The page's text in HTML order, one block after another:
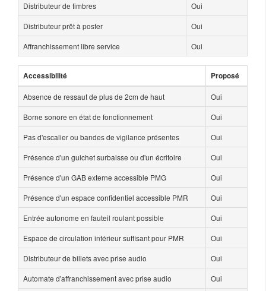
Distributeur de timbres
Oui
Distributeur prêt à poster
Oui
Affranchissement libre service
Oui
Accessibilité Proposé
Absence de ressaut de plus de 2cm de haut
Oui
Borne sonore en état de fonctionnement
Oui
Pas d'escalier ou bandes de vigilance présentes
Oui
Présence d'un guichet surbaisse ou d'un écritoire
Oui
Présence d'un GAB externe accessible PMG
Oui
Présence d'un espace confidentiel accessible PMR
Oui
Entrée autonome en fauteil roulant possible
Oui
Espace de circulation intérieur suffisant pour PMR
Oui
Distributeur de billets avec prise audio
Oui
Automate d'affranchissement avec prise audio
Oui